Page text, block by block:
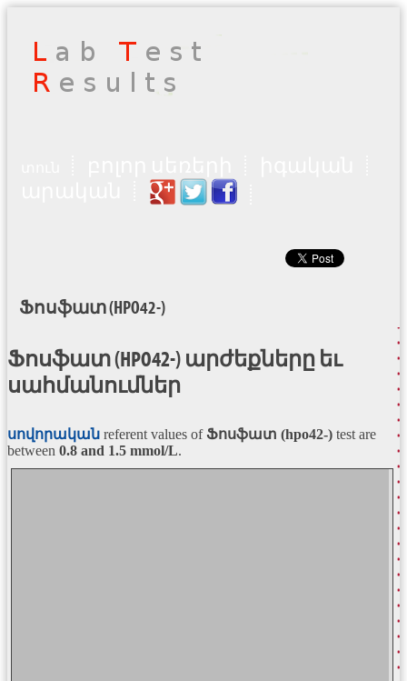
Ֆոսֆատ (HPO42-)
Ֆոսֆատ (HPO42-) արժեքները եւ
սահմանումներ
սովորական referent values of Ֆոսֆատ (hpo42-) test are
between 0.8 and 1.5 mmol/L.